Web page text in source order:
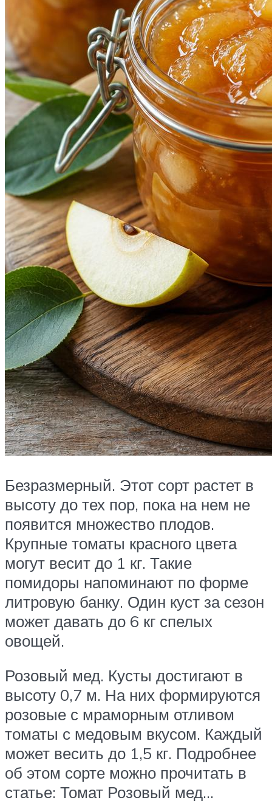
Безразмерный. Этот сорт растет в
высоту до тех пор, пока на нем не
появится множество плодов.
Крупные томаты красного цвета
могут весит до 1 кг. Такие
помидоры напоминают по форме
литровую банку. Один куст за сезон
может давать до 6 кг спелых
овощей.
Розовый мед. Кусты достигают в
высоту 0,7 м. На них формируются
розовые с мраморным отливом
томаты с медовым вкусом. Каждый
может весить до 1,5 кг. Подробнее
об этом сорте можно прочитать в
статье: Томат Розовый мед…